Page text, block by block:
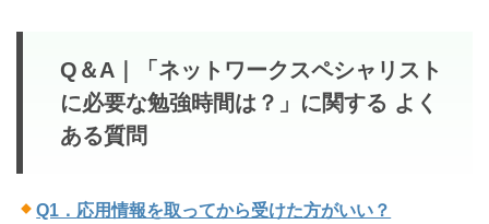
Q＆A｜「ネットワークスペシャリスト
に必要な勉強時間は？」に関する よく
ある質問
Q1． 応用情報を取ってから受けた方がいい？